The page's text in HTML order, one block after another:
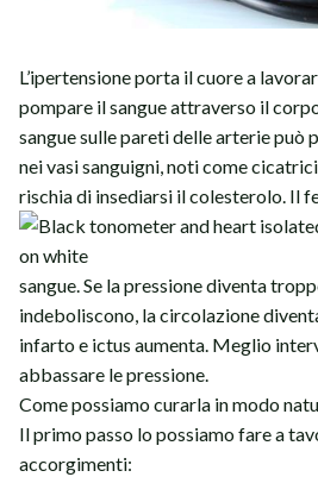
L’ipertensione porta il cuore a
pompare il sangue attraverso il
sangue sulle pareti delle arterie può
nei vasi sanguigni, noti come
rischia di insediarsi il colesterolo. Il
sangue. Se la pressione diventa
indeboliscono, la circolazione
infarto e ictus aumenta. Meglio
abbassare le pressione.
Come possiamo curarla in modo
Il primo passo lo possiamo fare a
accorgimenti: